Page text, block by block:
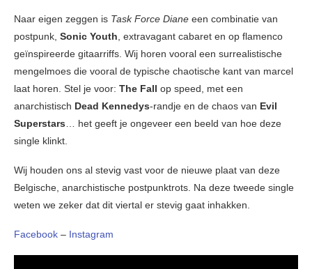
Naar eigen zeggen is Task Force Diane een combinatie van
postpunk, Sonic Youth , extravagant cabaret en op flamenco
geïnspireerde gitaarriffs. Wij horen vooral een surrealistische
mengelmoes die vooral de typische chaotische kant van marcel
laat horen. Stel je voor: The Fall op speed, met een
anarchistisch Dead Kennedys-randje en de chaos van Evil
Superstars … het geeft je ongeveer een beeld van hoe deze
single klinkt.
Wij houden ons al stevig vast voor de nieuwe plaat van deze
Belgische, anarchistische postpunktrots. Na deze tweede single
weten we zeker dat dit viertal er stevig gaat inhakken.
Facebook – Instagram